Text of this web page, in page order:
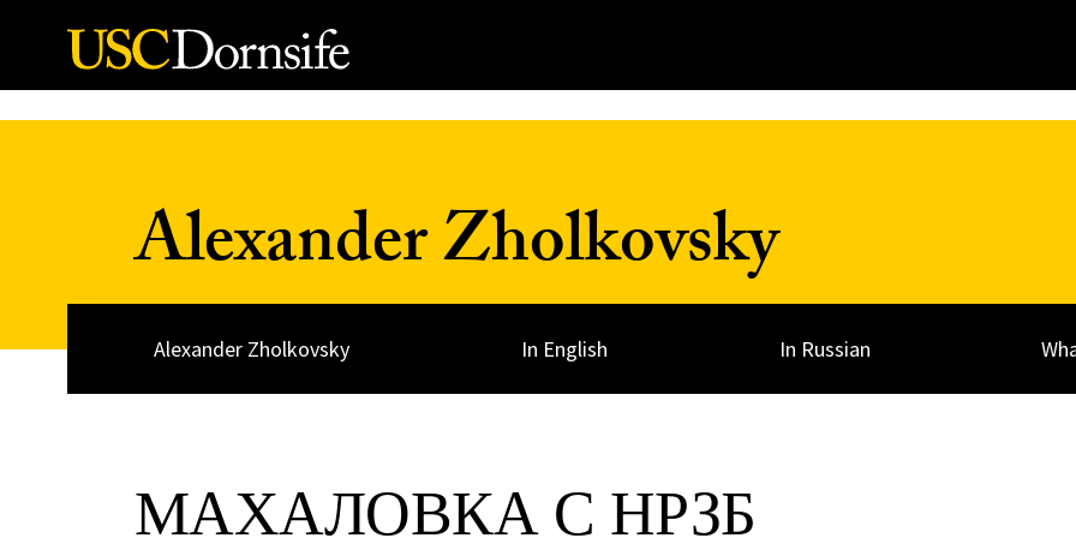
Skip to Content
Alexander Zholkovsky
Alexander Zholkovsky In English In Russian